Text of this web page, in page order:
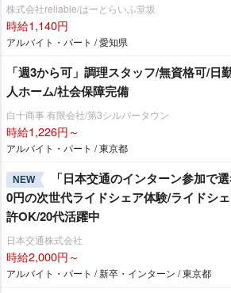
株式会社reliable/はーとらいふ堂坂
時給1,140円
アルバイト・パート / 愛知県
「週3から可」調理スタッフ/無資格可/日
人ホーム/社会保障完備
白十商事 有限会社/第3シルバータウン
時給1,226円～
アルバイト・パート / 東京都
NEW
「日本交通のインターン参加で
0円の次世代ライドシェア体験/ライドシ
許OK/20代活躍中
日本交通株式会社
時給2,000円～
アルバイト・パート / 新卒・インターン / 東京都